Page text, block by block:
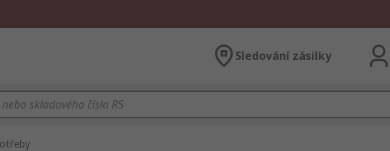
Sledování zásilky